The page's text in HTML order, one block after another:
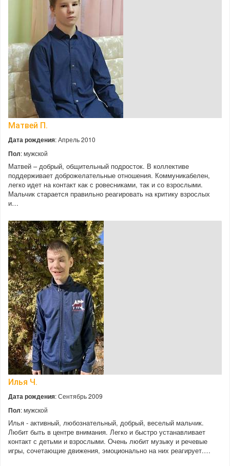
Матвей П.
Дата рождения: Апрель 2010
Пол: мужской
Матвей – добрый, общительный подросток. В коллективе
поддерживает доброжелательные отношения. Коммуникабелен,
легко идет на контакт как с ровесниками, так и со взрослыми.
Мальчик старается правильно реагировать на критику взрослых
и…
Илья Ч.
Дата рождения: Сентябрь 2009
Пол: мужской
Илья - активный, любознательный, добрый, веселый мальчик.
Любит быть в центре внимания. Легко и быстро устанавливает
контакт с детьми и взрослыми. Очень любит музыку и речевые
игры, сочетающие движения, эмоционально на них реагирует.…